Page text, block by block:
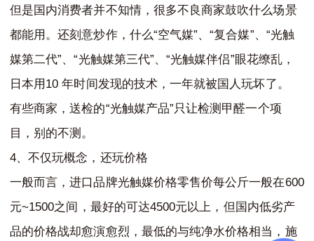
但是国内消费者并不知情，很多不良商家鼓吹什么场景
都能用。还刻意炒作，什么“空气媒”、“复合媒”、 “光触
媒第二代”、“光触媒第三代”、“光触媒伴侣”眼花缭乱，
日本用 10年时间发现的技术，一年就被国人玩坏了。
有些商家，送检的“光触媒产品”只让检测甲醛一个项
目，别的不测。
4、不仅玩概念，还玩价格
一般而言，进口品牌光触媒价格零售价每公斤一般在600
元~1500之间，最好的可达4500元以上，但国内低劣产
品的价格战却愈演愈烈，最低的与纯净水价格相当，施